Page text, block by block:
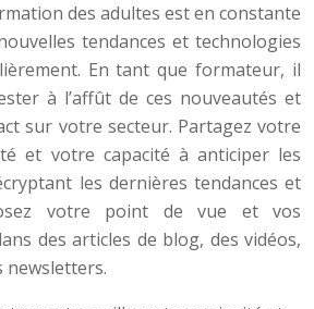
des adultes est en constante
tendances et technologies
En tant que formateur, il
à l’affût de ces nouveautés et
sur votre secteur. Partagez votre
et votre capacité à anticiper les
les dernières tendances et
votre point de vue et vos
des articles de blog, des vidéos,
newsletters.